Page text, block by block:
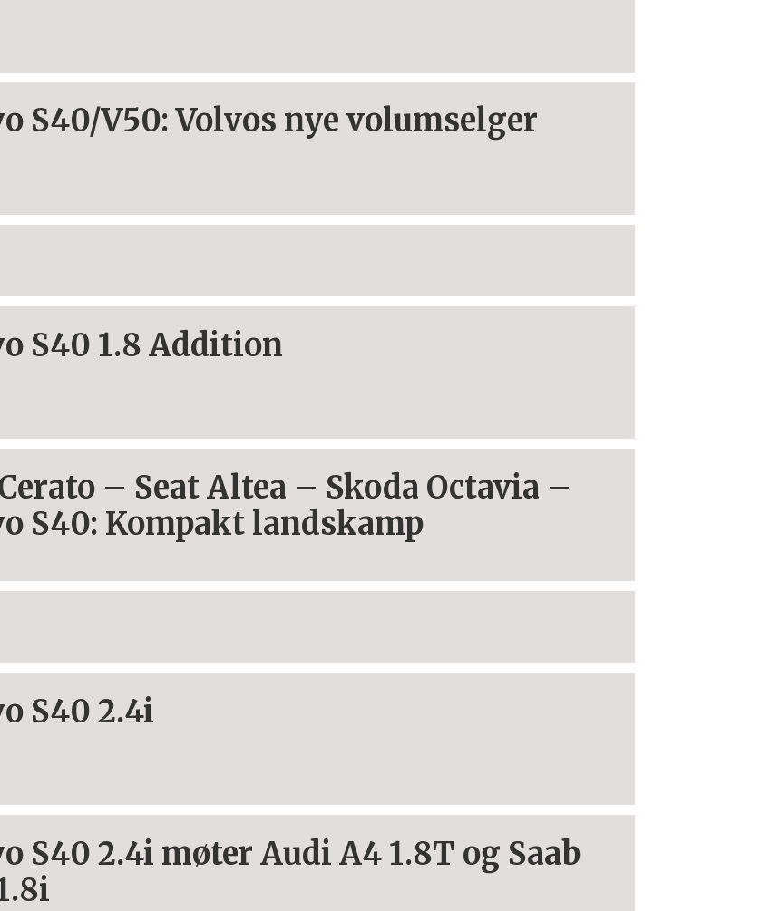
S40/V50: Volvos nye volumselger
S40 1.8 Addition
– Seat Altea – Skoda Octavia –
S40: Kompakt landskamp
S40 2.4i
S40 2.4i møter Audi A4 1.8T og Saab